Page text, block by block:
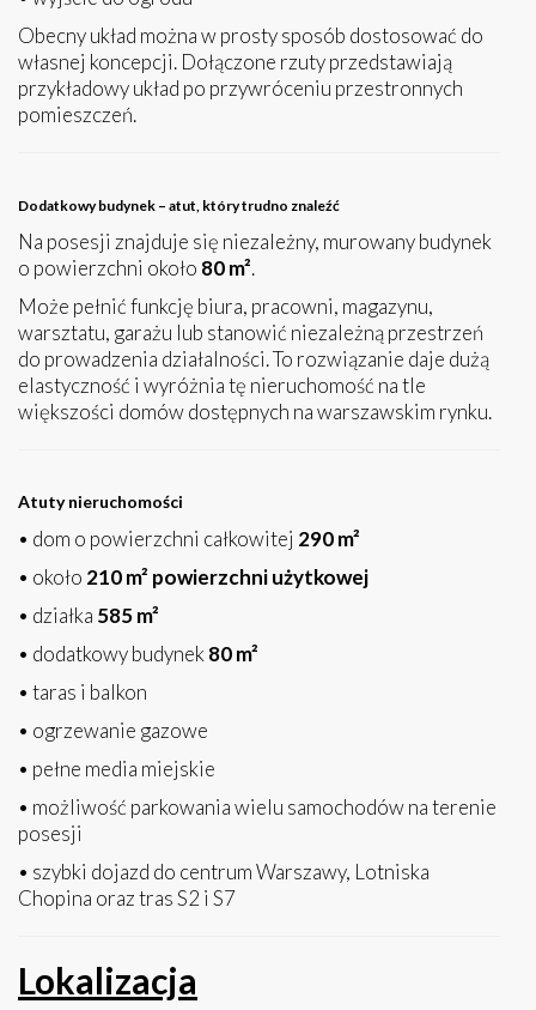
Obecny układ można w prosty sposób dostosować do
własnej koncepcji. Dołączone rzuty przedstawiają
przykładowy układ po przywróceniu przestronnych
pomieszczeń.
Dodatkowy budynek – atut, który trudno znaleźć
Na posesji znajduje się niezależny, murowany budynek
o powierzchni około 80 m².
Może pełnić funkcję biura, pracowni, magazynu,
warsztatu, garażu lub stanowić niezależną przestrzeń
do prowadzenia działalności. To rozwiązanie daje dużą
elastyczność i wyróżnia tę nieruchomość na tle
większości domów dostępnych na warszawskim rynku.
Atuty nieruchomości
• dom o powierzchni całkowitej 290 m²
• około 210 m² powierzchni użytkowej
• działka 585 m²
• dodatkowy budynek80 m²
• taras i balkon
• ogrzewanie gazowe
• pełne media miejskie
• możliwość parkowania wielu samochodów na terenie
posesji
• szybki dojazd do centrum Warszawy, Lotniska
Chopina oraz tras S2 i S7
Lokalizacja